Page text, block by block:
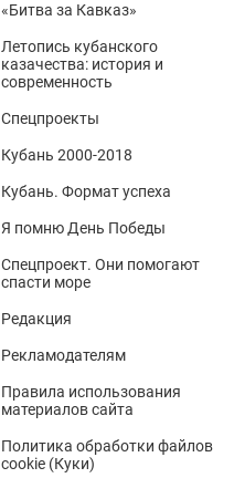
«Битва за Кавказ»
Летопись кубанского
казачества: история и
современность
Спецпроекты
Кубань 2000-2018
Кубань. Формат успеха
Я помню День Победы
Спецпроект. Они помогают
спасти море
Редакция
Рекламодателям
Правила использования
материалов сайта
Политика обработки файлов
cookie (Куки)